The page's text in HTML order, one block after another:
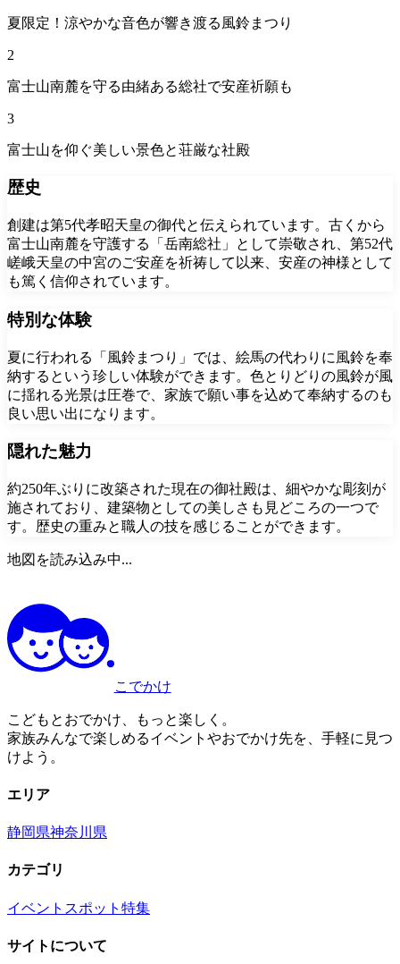
夏限定！涼やかな音色が響き渡る風鈴まつり
2
富士山南麓を守る由緒ある総社で安産祈願も
3
富士山を仰ぐ美しい景色と荘厳な社殿
歴史
創建は第5代孝昭天皇の御代と伝えられています。古くから
富士山南麓を守護する「岳南総社」として崇敬され、第52代
嵯峨天皇の中宮のご安産を祈祷して以来、安産の神様として
も篤く信仰されています。
特別な体験
夏に行われる「風鈴まつり」では、絵馬の代わりに風鈴を奉
納するという珍しい体験ができます。色とりどりの風鈴が風
に揺れる光景は圧巻で、家族で願い事を込めて奉納するのも
良い思い出になります。
隠れた魅力
約250年ぶりに改築された現在の御社殿は、細やかな彫刻が
施されており、建築物としての美しさも見どころの一つで
す。歴史の重みと職人の技を感じることができます。
地図を読み込み中...
こでかけ
こどもとおでかけ、もっと楽しく。
家族みんなで楽しめるイベントやおでかけ先を、手軽に見つ
けよう。
エリア
静岡県神奈川県
カテゴリ
イベント スポット 特集
サイトについて